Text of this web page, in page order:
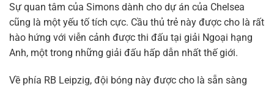
Sự quan tâm của Simons dành cho dự án của Chelsea
cũng là một yếu tố tích cực. Cầu thủ trẻ này được cho là rất
hào hứng với viễn cảnh được thi đấu tại giải Ngoại hạng
Anh, một trong những giải đấu hấp dẫn nhất thế giới.
Về phía RB Leipzig, đội bóng này được cho là sẵn sàng